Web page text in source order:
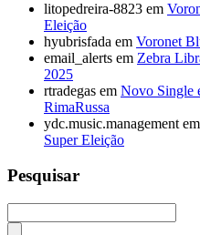
litopedreira-8823 em
Eleição
hyubrisfada em Voronet
email_alerts em Zebra
2025
rtradegas em Novo Single
RimaRussa
ydc.music.management em
Super Eleição
Pesquisar